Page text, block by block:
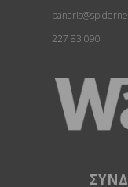
227 83 090